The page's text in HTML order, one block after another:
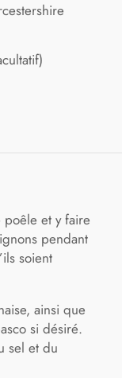
et y faire
pendant
soient
ainsi que
si désiré.
sel et du